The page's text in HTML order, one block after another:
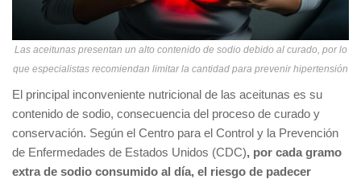
Las aceitunas presentan un alto contenido de sodio debido al curado, por lo
que especialistas recomiendan limitar la cantidad para prevenir hipertensión
El principal inconveniente nutricional de las aceitunas es su
contenido de sodio, consecuencia del proceso de curado y
conservación. Según el Centro para el Control y la Prevención
de Enfermedades de Estados Unidos (CDC), por cada gramo
extra de sodio consumido al día, el riesgo de padecer